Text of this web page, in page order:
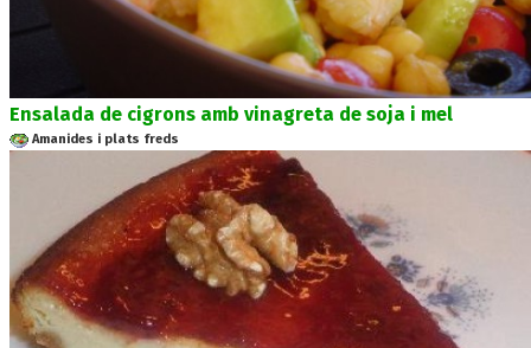
Ensalada de cigrons amb vinagreta de soja i mel
Amanides i plats freds